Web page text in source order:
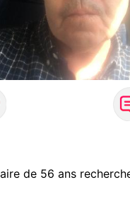
de 56 ans